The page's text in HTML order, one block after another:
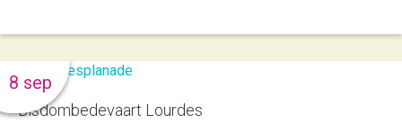
Bisdombedevaart Lourdes
8 sep